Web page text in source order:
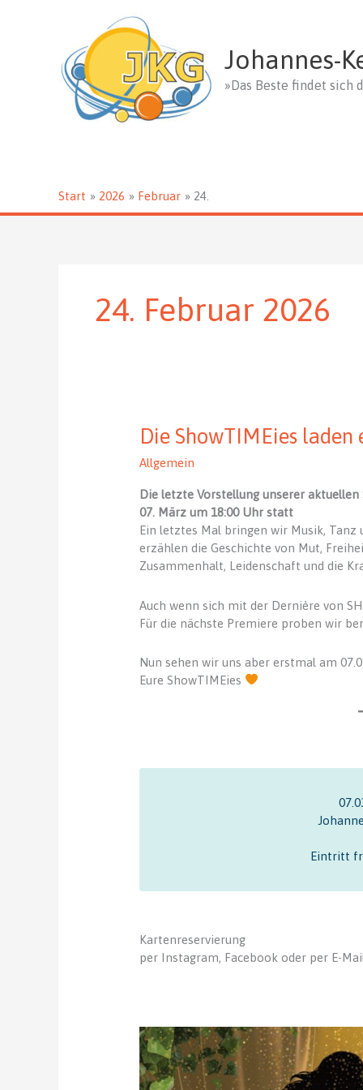
Johannes-
»Das Beste findet sich
Start 2026 Februar 24.
24. Februar 2026
Die ShowTIMEies laden
Allgemein
Die letzte Vorstellung unserer
07. März um 18:00 Uhr statt
Ein letztes Mal bringen wir Musik, Tanz
erzählen die Geschichte von Mut,
Zusammenhalt, Leidenschaft und die
Auch wenn sich mit der Dernière von
Für die nächste Premiere proben wir
Nun sehen wir uns aber erstmal am
Eure ShowTIMEies
Eintritt
Kartenreservierung
per Instagram, Facebook oder per E-